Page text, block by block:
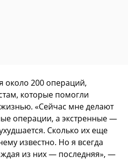
200 операций,
которые помогли
«Сейчас мне делают
операции, а экстренные —
Сколько их еще
известно. Но я всегда
из них — последняя», —